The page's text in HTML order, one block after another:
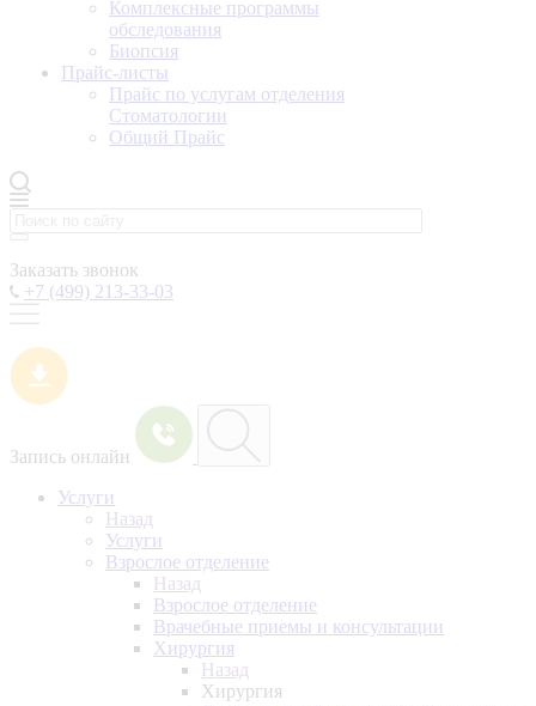
Комплексные программы
обследования
Биопсия
Прайс-листы
Прайс по услугам отделения
Стоматологии
Общий Прайс
Заказать звонок
+7 (499) 213-33-03
Запись онлайн
Услуги
Назад
Услуги
Взрослое отделение
Назад
Взрослое отделение
Врачебные приемы и консультации
Хирургия
Назад
Хирургия